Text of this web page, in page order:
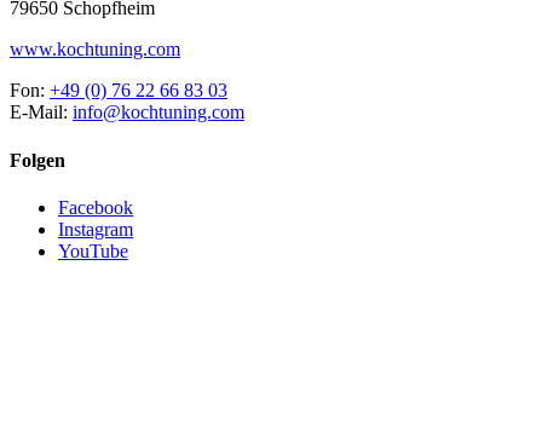
79650 Schopfheim
www.kochtuning.com
Fon: +49 (0) 76 22 66 83 03
E-Mail: info@kochtuning.com
Folgen
Facebook
Instagram
YouTube